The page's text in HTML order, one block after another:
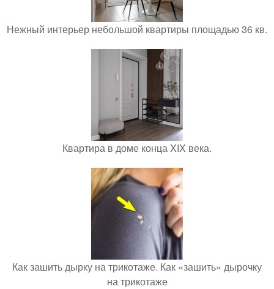
Нежный интерьер небольшой квартиры площадью 36 кв.
Квартира в доме конца XIX века.
Как зашить дырку на трикотаже. Как «зашить» дырочку
на трикотаже